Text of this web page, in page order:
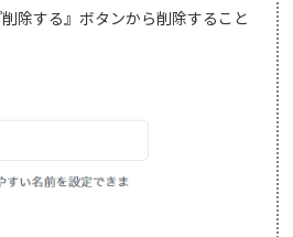
除する』ボタンから削除すること